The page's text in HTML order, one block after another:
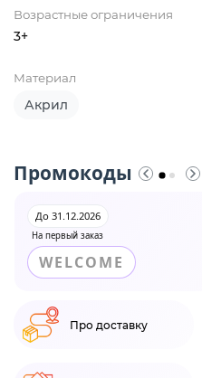
Возрастные ограничения
3+
Материал
Акрил
Промокоды
На первый заказ
До 31.12.2026
WELCOME
Про доставку